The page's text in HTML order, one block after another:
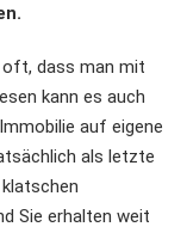
oft, dass man mit
kann es auch
auf eigene
als letzte
Sie erhalten weit